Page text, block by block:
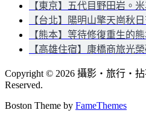
【東京】五代目野田岩。
【台北】陽明山擎天崗秋
【熊本】等待修復重生的
【高雄住宿】康橋商旅光
Copyright © 2026 攝影‧旅行‧
Reserved.
Boston Theme by FameThemes